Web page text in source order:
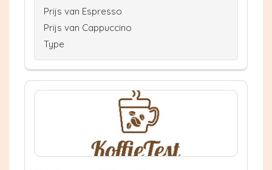
Prijs van Espresso
Prijs van Cappuccino
Type